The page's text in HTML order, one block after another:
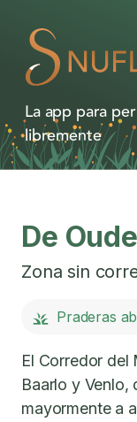
La app para
libremente
De
Zona sin
Praderas
El Corredor del
Baarlo y Venlo,
mayormente a